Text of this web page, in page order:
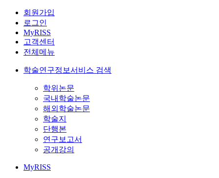
회원가입
로그인
MyRISS
고객센터
전체메뉴
학술연구정보서비스 검색
학위논문
국내학술논문
해외학술논문
학술지
단행본
연구보고서
공개강의
MyRISS